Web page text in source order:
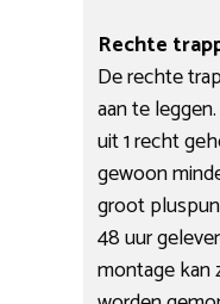
Rechte
De rechte
aan te
uit 1 recht
gewoon
groot
48 uur
montage kan